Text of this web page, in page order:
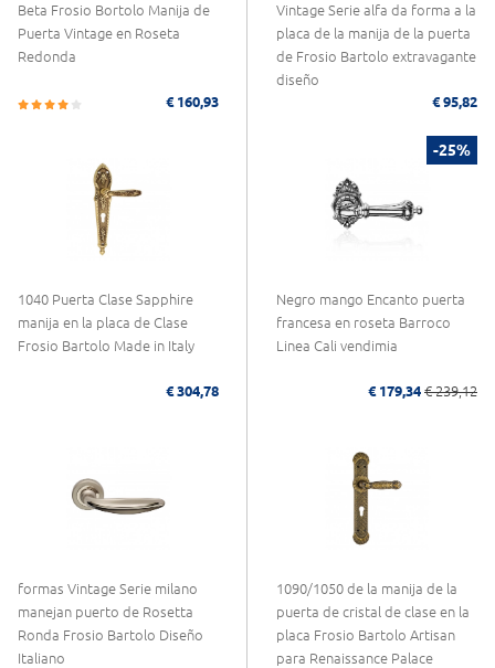
Beta Frosio Bortolo Manija de
Puerta Vintage en Roseta
Redonda
€ 160,93
Vintage Serie alfa da forma a la
placa de la manija de la puerta
de Frosio Bartolo extravagante
diseño
€ 95,82
1040 Puerta Clase Sapphire
manija en la placa de Clase
Frosio Bartolo Made in Italy
€ 304,78
-25%
Negro mango Encanto puerta
francesa en roseta Barroco
Linea Cali vendimia
€ 179,34 € 239,12
formas Vintage Serie milano
manejan puerto de Rosetta
Ronda Frosio Bartolo Diseño
Italiano
1090/1050 de la manija de la
puerta de cristal de clase en la
placa Frosio Bartolo Artisan
para Renaissance Palace